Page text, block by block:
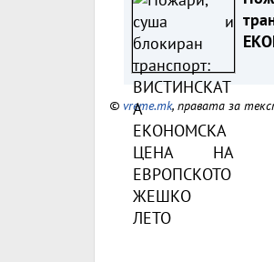
© vreme.mk, правата за